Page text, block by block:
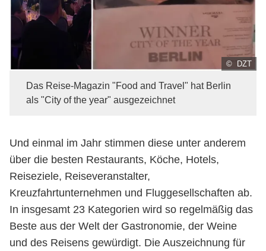
© DZT
Das Reise-Magazin "Food and Travel" hat Berlin
als "City of the year" ausgezeichnet
Und einmal im Jahr stimmen diese unter anderem
über die besten Restaurants, Köche, Hotels,
Reiseziele, Reiseveranstalter,
Kreuzfahrtunternehmen und Fluggesellschaften ab.
In insgesamt 23 Kategorien wird so regelmäßig das
Beste aus der Welt der Gastronomie, der Weine
und des Reisens gewürdigt. Die Auszeichnung für